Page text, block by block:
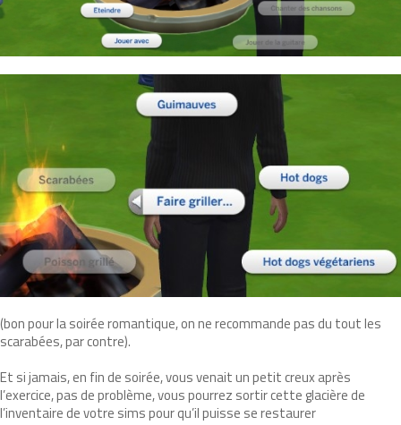
(bon pour la soirée romantique, on ne recommande pas du tout les
scarabées, par contre).
Et si jamais, en fin de soirée, vous venait un petit creux après
l’exercice, pas de problème, vous pourrez sortir cette glacière de
l’inventaire de votre sims pour qu’il puisse se restaurer